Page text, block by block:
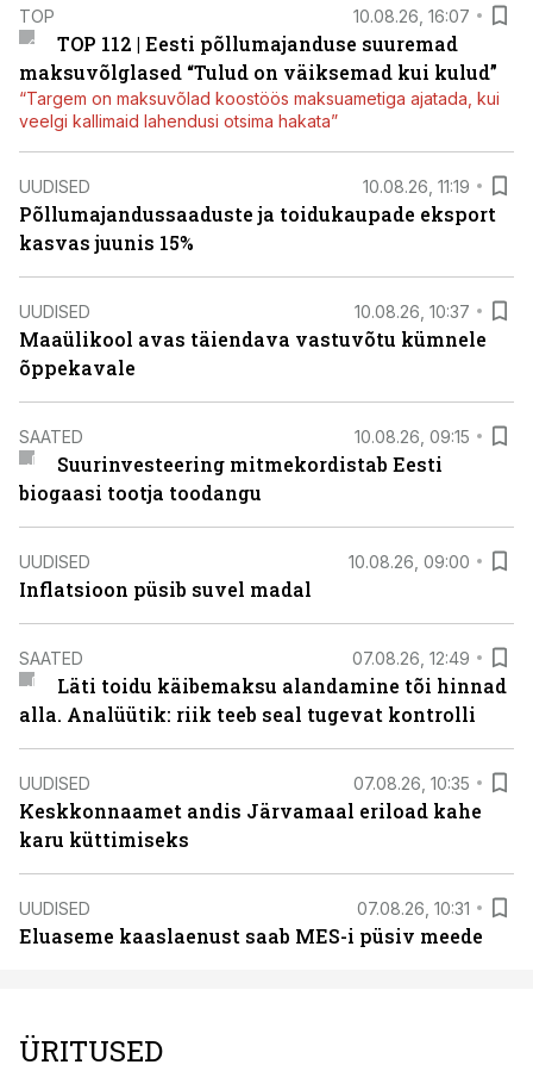
TOP 10.08.26, 16:07
TOP 112 | Eesti põllumajanduse suuremad
maksuvõlglased “Tulud on väiksemad kui kulud”
“Targem on maksuvõlad koostöös maksuametiga ajatada, kui
veelgi kallimaid lahendusi otsima hakata”
UUDISED 10.08.26, 11:19
Põllumajandussaaduste ja toidukaupade eksport
kasvas juunis 15%
UUDISED 10.08.26, 10:37
Maaülikool avas täiendava vastuvõtu kümnele
õppekavale
SAATED 10.08.26, 09:15
Suurinvesteering mitmekordistab Eesti
biogaasi tootja toodangu
UUDISED 10.08.26, 09:00
Inflatsioon püsib suvel madal
SAATED 07.08.26, 12:49
Läti toidu käibemaksu alandamine tõi hinnad
alla. Analüütik: riik teeb seal tugevat kontrolli
UUDISED 07.08.26, 10:35
Keskkonnaamet andis Järvamaal eriload kahe
karu küttimiseks
UUDISED 07.08.26, 10:31
Eluaseme kaaslaenust saab MES-i püsiv meede
ÜRITUSED